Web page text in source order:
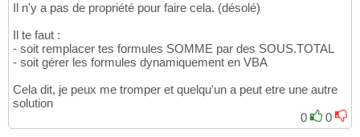
Il n'y a pas de propriété pour faire cela. (désolé)
Il te faut :
- soit remplacer tes formules SOMME par des SOUS.TOTAL
- soit gérer les formules dynamiquement en VBA
Cela dit, je peux me tromper et quelqu'un a peut etre une autre
solution
0
0